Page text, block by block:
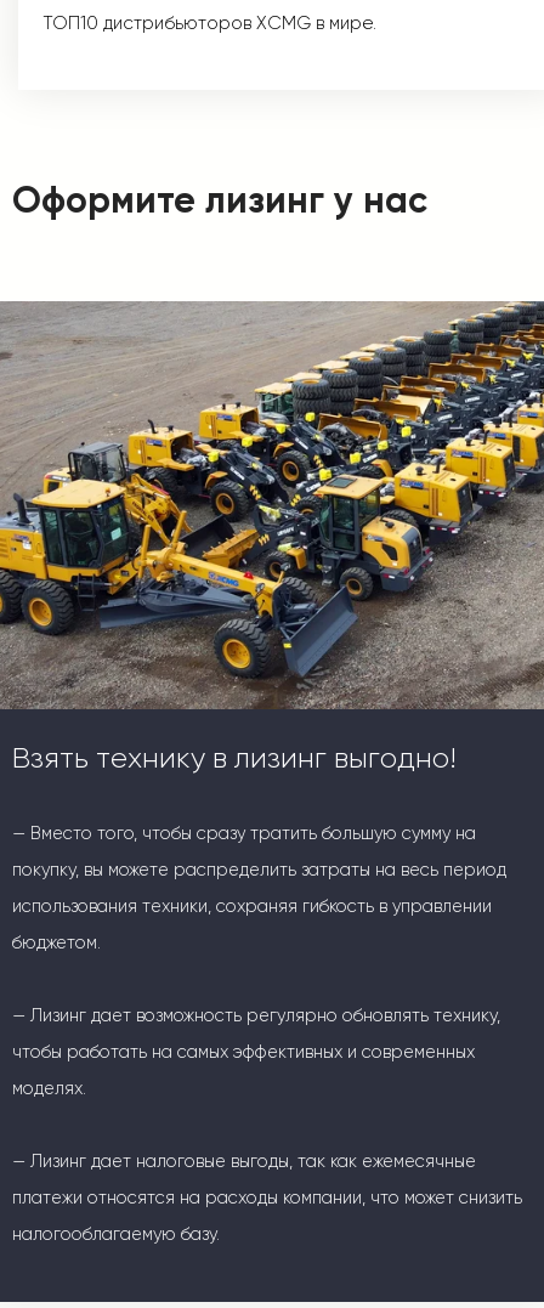
ТОП10 дистрибьюторов XCMG в мире.
Оформите лизинг у нас
Взять технику в лизинг выгодно!
— Вместо того, чтобы сразу тратить большую сумму на
покупку, вы можете распределить затраты на весь период
использования техники, сохраняя гибкость в управлении
бюджетом.
— Лизинг дает возможность регулярно обновлять технику,
чтобы работать на самых эффективных и современных
моделях.
— Лизинг дает налоговые выгоды, так как ежемесячные
платежи относятся на расходы компании, что может снизить
налогооблагаемую базу.